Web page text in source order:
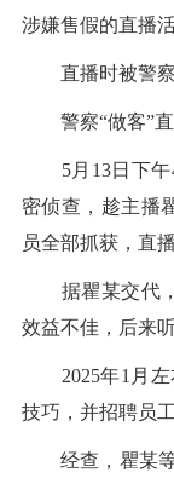
涉嫌售假的直播
直播时被警察
警察“做客”直
5月13日下午4
密侦查，趁主播
员全部抓获，直
据瞿某交代，
效益不佳，后来
2025年1月左
技巧，并招聘员
经查，瞿某等5